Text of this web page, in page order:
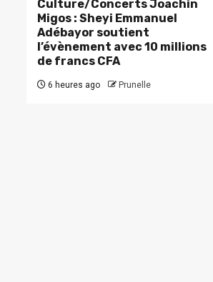
Culture/Concerts Joachin
Migos : Sheyi Emmanuel
Adébayor soutient
l’évènement avec 10 millions
de francs CFA
6 heures ago Prunelle